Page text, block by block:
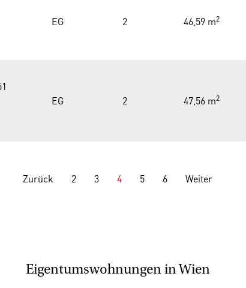
EG 2 46,59 m2
EG 2 47,56 m2
Zurück 2 3 4 5 6 Weiter
Eigentumswohnungen in Wien